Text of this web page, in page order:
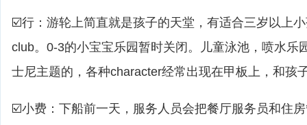
☑️行：游轮上简直就是孩子的天堂，有适合三岁以上
club。0-3的小宝宝乐园暂时关闭。儿童泳池，喷水乐
士尼主题的，各种character经常出现在甲板上，和孩
☑️小费：下船前一天，服务人员会把餐厅服务员和住